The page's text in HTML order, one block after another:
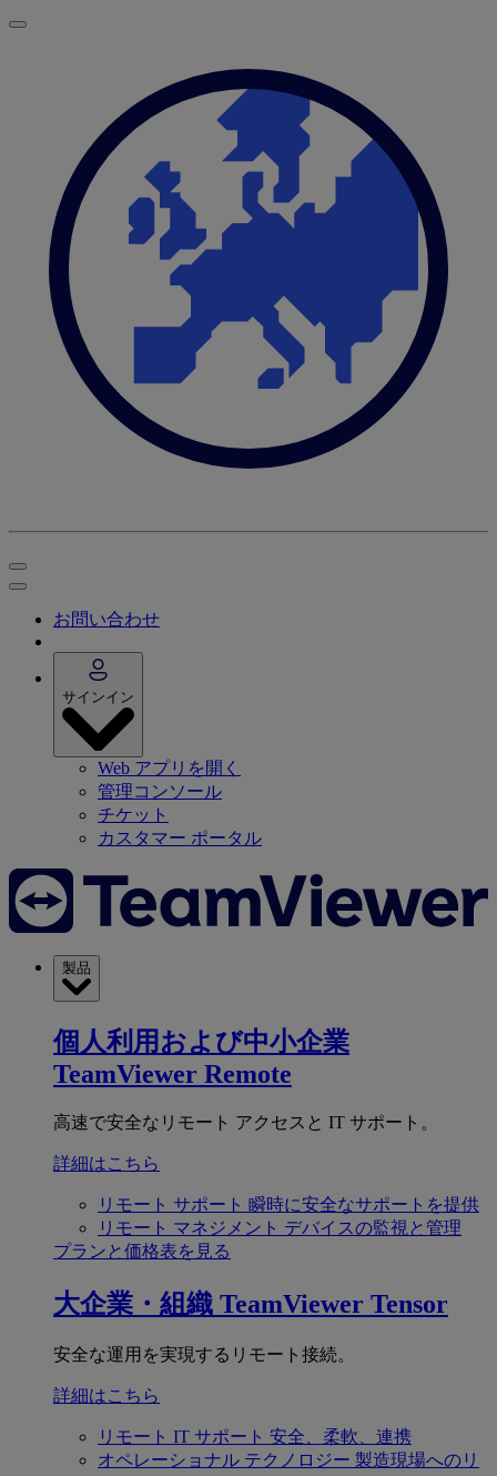
お問い合わせ
サインイン
Web アプリを開く
管理コンソール
チケット
カスタマー ポータル
製品
個人利用および中小企業
TeamViewer Remote
高速で安全なリモート アクセスと IT サポート。
詳細はこちら
リモート サポート 瞬時に安全なサポートを提供
リモート マネジメント デバイスの監視と管理
プランと価格表を見る
大企業・組織 TeamViewer Tensor
安全な運用を実現するリモート接続。
詳細はこちら
リモート IT サポート 安全、柔軟、連携
オペレーショナル テクノロジー 製造現場へのリ